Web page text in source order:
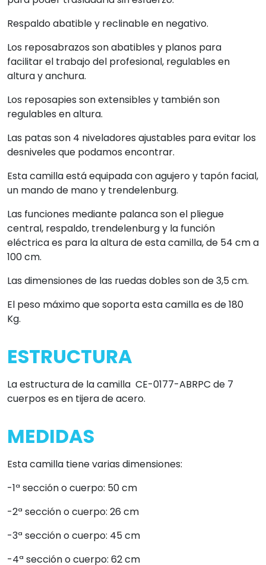
Respaldo abatible y reclinable en negativo.
Los reposabrazos son abatibles y planos para
facilitar el trabajo del profesional, regulables en
altura y anchura.
Los reposapies son extensibles y también son
regulables en altura.
Las patas son 4 niveladores ajustables para evitar los
desniveles que podamos encontrar.
Esta camilla está equipada con agujero y tapón facial,
un mando de mano y trendelenburg.
Las funciones mediante palanca son el pliegue
central, respaldo, trendelenburg y la función
eléctrica es para la altura de esta camilla, de 54 cm a
100 cm.
Las dimensiones de las ruedas dobles son de 3,5 cm.
El peso máximo que soporta esta camilla es de 180
Kg.
ESTRUCTURA
La estructura de la camilla CE-0177-ABRPC de 7
cuerpos es en tijera de acero.
MEDIDAS
Esta camilla tiene varias dimensiones:
-1ª sección o cuerpo: 50 cm
-2ª sección o cuerpo: 26 cm
-3ª sección o cuerpo: 45 cm
-4ª sección o cuerpo: 62 cm